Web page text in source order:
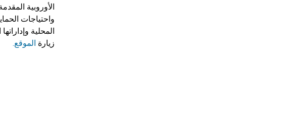
الأوروبية
واحتياجات
المحلية
زيارة الموقع.